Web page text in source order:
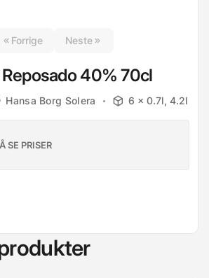
Forrige Neste
40% 70cl
Hansa Borg Solera 6 x 0.7l, 4.2l
SE PRISER